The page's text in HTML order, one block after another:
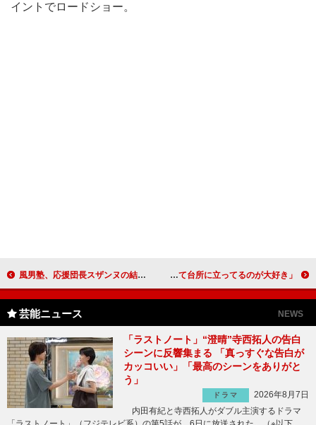
イントでロードショー。
風男塾、応援団長スザンヌの結婚を祝福 「旦那さんと一緒にライブに来てほしい」 土屋アンナ、かわいい奥さま風の衣装で登場 「こう見えて台所に立ってるのが大好き」
芸能ニュース NEWS
「ラストノート」“澄晴”寺西拓人の告白
シーンに反響集まる 「真っすぐな告白が
カッコいい」「最高のシーンをありがと
う」
ドラマ
2026年8月7日
内田有紀と寺西拓人がダブル主演するドラマ